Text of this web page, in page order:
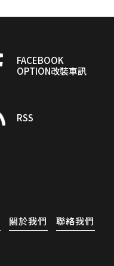
FACEBOOK
OPTION改裝車訊
RSS
關於我們 聯絡我們